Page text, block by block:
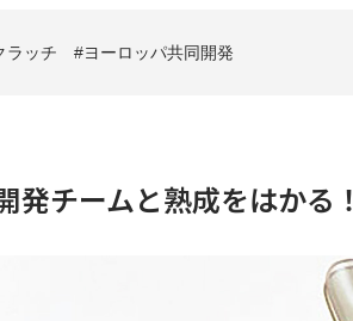
ラッチ ヨーロッパ共同開発
チームと熟成をはかる！